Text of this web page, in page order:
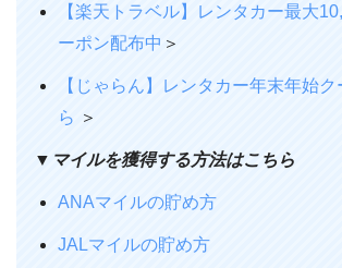
【楽天トラベル】レンタカー最大
ーポン配布中 ＞
【じゃらん】レンタカー年末年始
ら ＞
▼マイルを獲得する方法はこちら
ANAマイルの貯め方
JALマイルの貯め方